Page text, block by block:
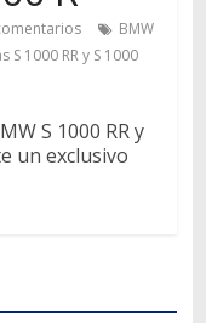
BMW
1000 RR y S 1000
S 1000 RR y
un exclusivo